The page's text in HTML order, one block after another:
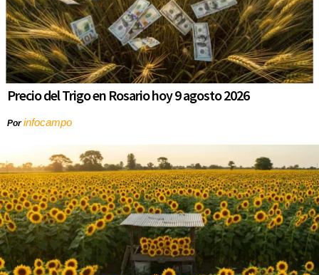
Precio del Trigo en Rosario hoy 9 agosto 2026
Porinfocampo